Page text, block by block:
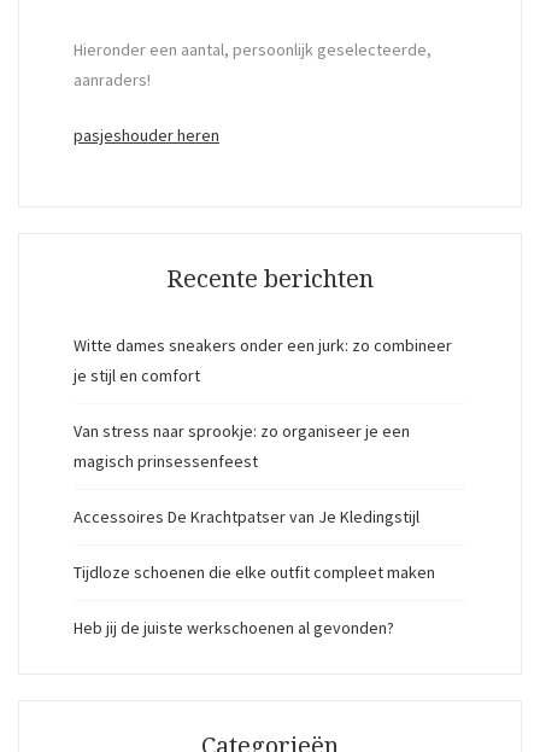
Hieronder een aantal, persoonlijk geselecteerde,
aanraders!
pasjeshouder heren
Recente berichten
Witte dames sneakers onder een jurk: zo combineer
je stijl en comfort
Van stress naar sprookje: zo organiseer je een
magisch prinsessenfeest
Accessoires De Krachtpatser van Je Kledingstijl
Tijdloze schoenen die elke outfit compleet maken
Heb jij de juiste werkschoenen al gevonden?